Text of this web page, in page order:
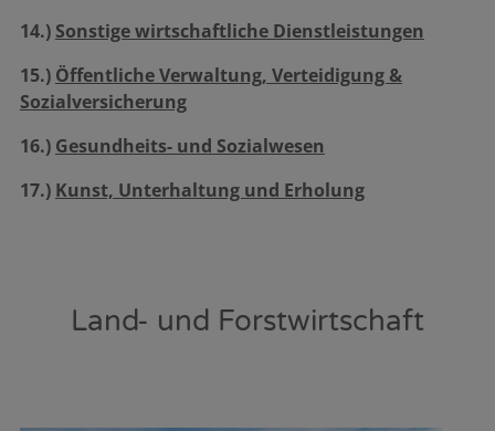
14.) Sonstige wirtschaftliche Dienstleistungen
15.) Öffentliche Verwaltung, Verteidigung &
Sozialversicherung
16.) Gesundheits- und Sozialwesen
17.) Kunst, Unterhaltung und Erholung
Land- und Forstwirtschaft